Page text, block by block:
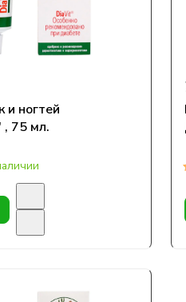
и ногтей
75 мл.